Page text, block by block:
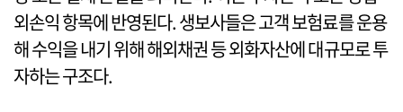
외손익 항목에 반영된다. 생보사들은 고객 보험료를 운용
해 수익을 내기 위해 해외채권 등 외화자산에 대규모로 투
자하는 구조다.